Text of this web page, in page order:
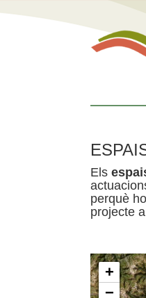
Els
perquè
projecte
+
−